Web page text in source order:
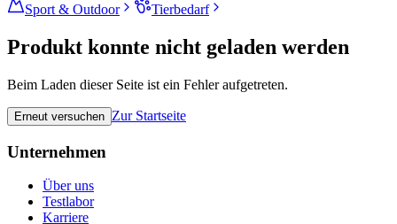
Sport & Outdoor
Tierbedarf
Produkt konnte nicht geladen werden
Beim Laden dieser Seite ist ein Fehler aufgetreten.
Erneut versuchen Zur Startseite
Unternehmen
Über uns
Testlabor
Karriere